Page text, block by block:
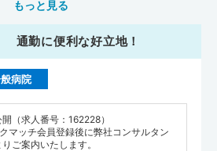
あり、医学生が行きかう活気ある地域で
には飲食店がそろっているので、仕事終
店で外食を楽しむのも良いでしょう。横
が点在していることから、緊急時に医療
本医師会が公表している『地域医療情報
よると、平成30年11月時点で、横浜市
もっと見る
通勤に便利な好立地！
病院
（求人番号：162228）
マッチ会員登録後に弊社コンサルタン
りご案内いたします。